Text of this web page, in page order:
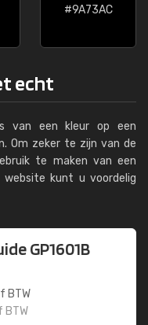
#9A73AC
echt
van een kleur op een
Om zeker te zijn van de
te maken van een
website kunt u voordelig
GP1601B
BTW
BTW